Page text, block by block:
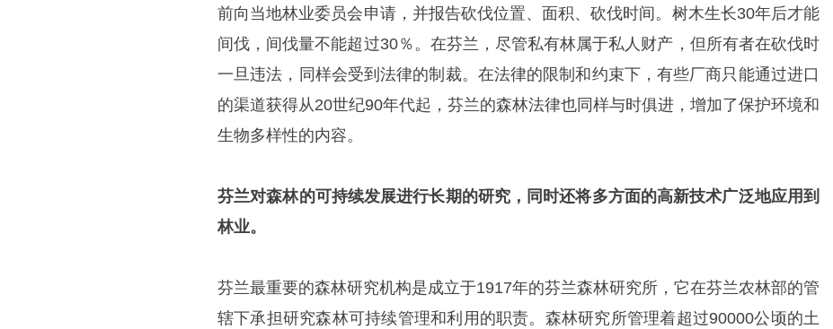
前向当地林业委员会申请，并报告砍伐位置、面积、砍伐时间。树木生长30年后才能
间伐，间伐量不能超过30％。在芬兰，尽管私有林属于私人财产，但所有者在砍伐时
一旦违法，同样会受到法律的制裁。在法律的限制和约束下，有些厂商只能通过进口
的渠道获得从20世纪90年代起，芬兰的森林法律也同样与时俱进，增加了保护环境和
生物多样性的内容。
芬兰对森林的可持续发展进行长期的研究，同时还将多方面的高新技术广泛地应用到
林业。
芬兰最重要的森林研究机构是成立于1917年的芬兰森林研究所，它在芬兰农林部的管
辖下承担研究森林可持续管理和利用的职责。森林研究所管理着超过90000公顷的土